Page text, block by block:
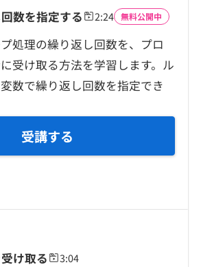
数を指定する 2:24 無料公開中
処理の繰り返し回数を、プロ
受け取る方法を学習します。ル
数で繰り返し回数を指定でき
受講する
け取る 3:04